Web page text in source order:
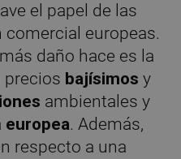
el papel de las
europeas.
daño hace es la
precios bajísimos y
ambientales y
europea. Además,
respecto a una